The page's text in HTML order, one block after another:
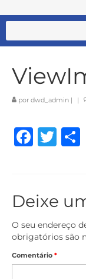
por dwd_admin | |
Deixe
O seu endereço
obrigatórios são
Comentário *